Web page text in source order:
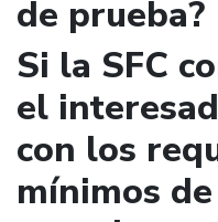
de prueba?
Si la SFC
el
con los
mínimos